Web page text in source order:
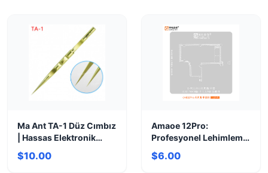
Ma Ant TA-1 Düz Cımbız
| Hassas Elektronik
Onarım Aleti
$10.00
Amaoe 12Pro:
Profesyonel Lehimleme
İçin Yüksek Kalite Pasta
$6.00